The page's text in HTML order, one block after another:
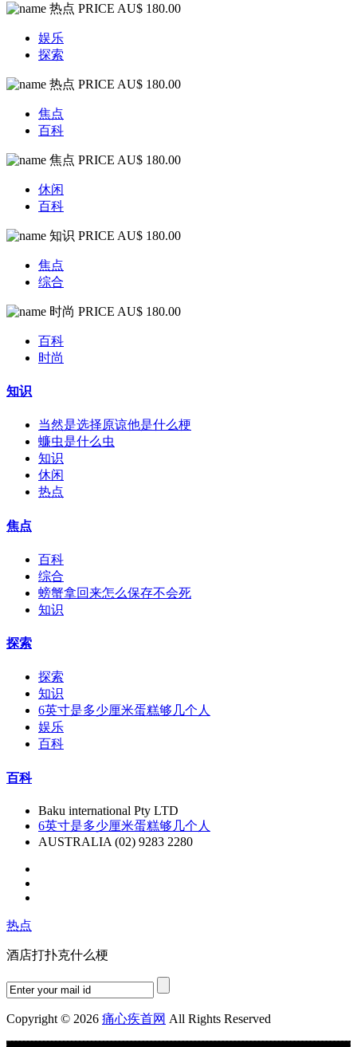
热点 PRICE AU$ 180.00
娱乐
探索
热点 PRICE AU$ 180.00
焦点
百科
焦点 PRICE AU$ 180.00
休闲
百科
知识 PRICE AU$ 180.00
焦点
综合
时尚 PRICE AU$ 180.00
百科
时尚
知识
当然是选择原谅他是什么梗
蠊虫是什么虫
知识
休闲
热点
焦点
百科
综合
螃蟹拿回来怎么保存不会死
知识
探索
探索
知识
6英寸是多少厘米蛋糕够几个人
娱乐
百科
百科
Baku international Pty LTD
6英寸是多少厘米蛋糕够几个人
AUSTRALIA (02) 9283 2280
热点
酒店打扑克什么梗
Copyright © 2026 痛心疾首网 All Rights Reserved